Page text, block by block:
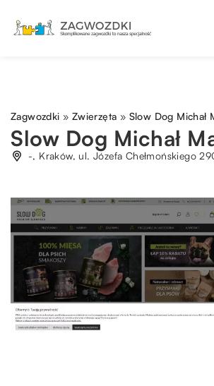
Zagwozdki » Zwierzęta » Slow Dog Michał
Slow Dog Michał
-, Kraków, ul. Józefa Chełmońskiego